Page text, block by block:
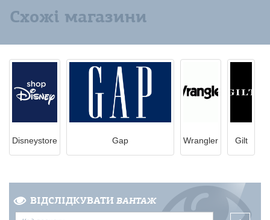
Схожі магазини
Disneystore Gap Wrangler Gilt
ВІДСЛІДКУВАТИ ВАНТАЖ